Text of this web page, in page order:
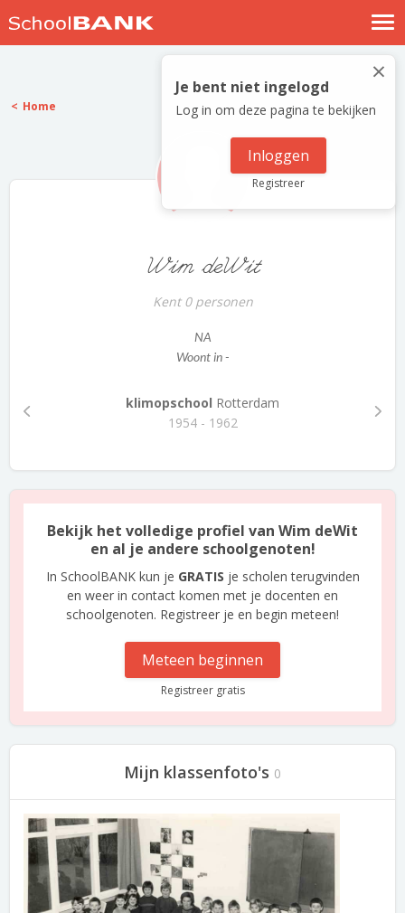
Nostalgische verhalen
Log in
Meld je gratis aan
×
Je bent niet ingelogd
Log in om deze pagina te bekijken
Inloggen
Registreer
Home
Wim deWit
Kent 0 personen
NA
Woont in -
klimopschool Rotterdam
1954 - 1962
Bekijk het volledige profiel van Wim deWit
en al je andere schoolgenoten!
In SchoolBANK kun je GRATIS je scholen terugvinden
en weer in contact komen met je docenten en
schoolgenoten. Registreer je en begin meteen!
Meteen beginnen
Registreer gratis
Mijn klassenfoto's 0